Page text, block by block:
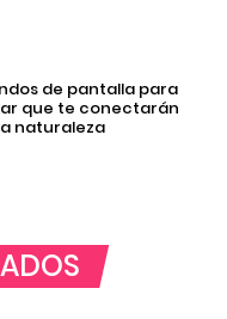
de pantalla para
que te conectarán
naturaleza